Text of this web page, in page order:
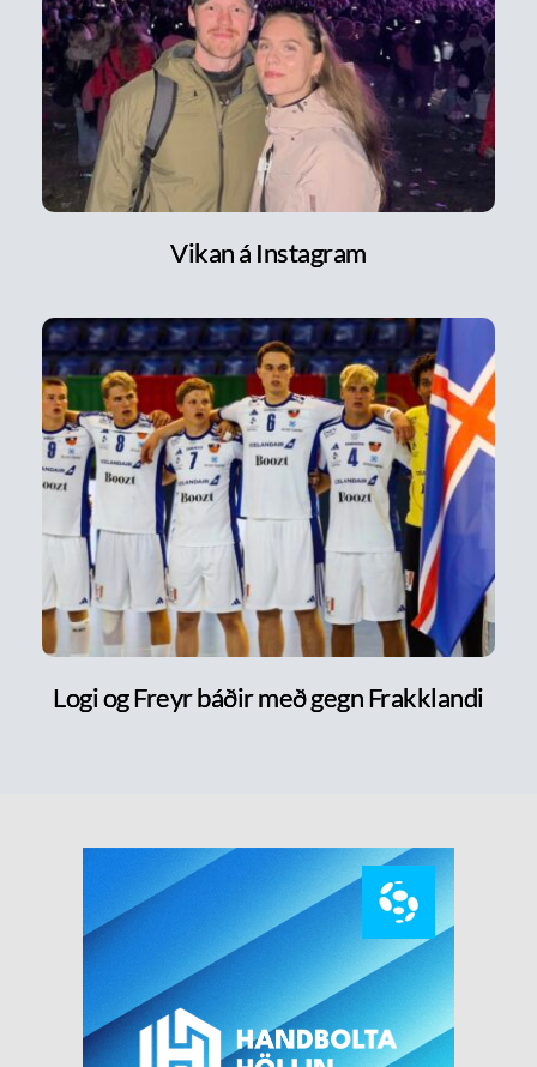
Vikan á Instagram
Logi og Freyr báðir með gegn Frakklandi